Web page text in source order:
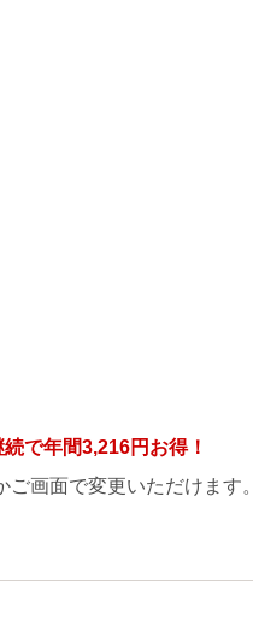
で年間3,216円 お得！
画面で変更いただけます。